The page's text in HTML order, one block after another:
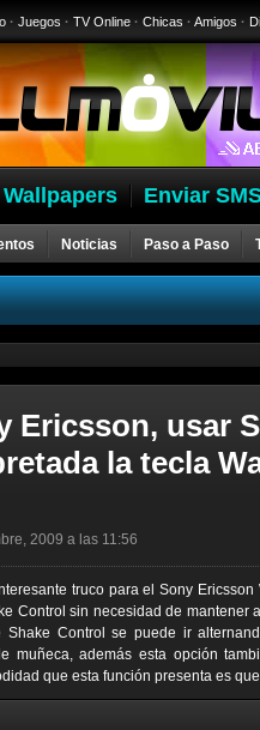
· Juegos · TV Online · Chicas · Amigos ·
Wallpapers Enviar
Noticias Paso a Paso
Ericsson, usar
la tecla
2009 a las 11:56
truco para el Sony
Control sin necesidad de mantener
Control se puede ir
muñeca, además esta opción
que esta función presenta es